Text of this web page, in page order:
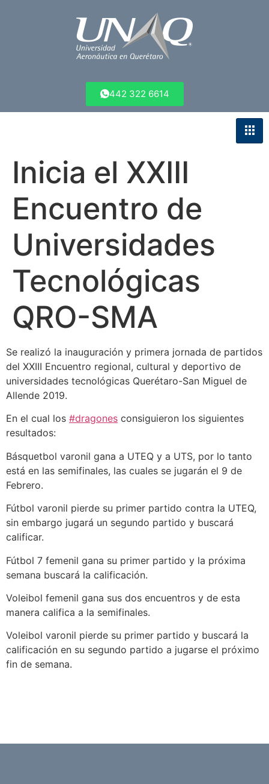
442 322 6614
Inicia el XXIII
Encuentro de
Universidades
Tecnológicas
QRO-SMA
Se realizó la inauguración y primera jornada de partidos
del XXIII Encuentro regional, cultural y deportivo de
universidades tecnológicas Querétaro-San Miguel de
Allende 2019.
En el cual los #dragones consiguieron los siguientes
resultados:
Básquetbol varonil gana a UTEQ y a UTS, por lo tanto
está en las semifinales, las cuales se jugarán el 9 de
Febrero.
Fútbol varonil pierde su primer partido contra la UTEQ,
sin embargo jugará un segundo partido y buscará
calificar.
Fútbol 7 femenil gana su primer partido y la próxima
semana buscará la calificación.
Voleibol femenil gana sus dos encuentros y de esta
manera califica a la semifinales.
Voleibol varonil pierde su primer partido y buscará la
calificación en su segundo partido a jugarse el próximo
fin de semana.